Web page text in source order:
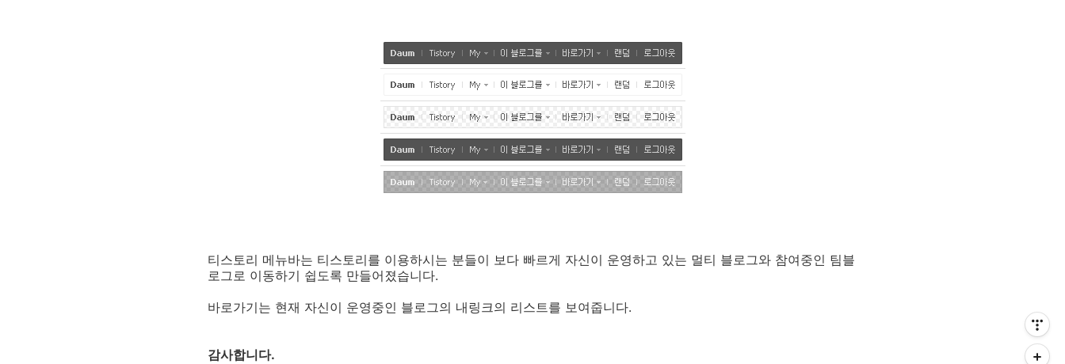
티스토리 메뉴바는 티스토리를 이용하시는 분들이 보다 빠르게 자신이 운영하고 있는 멀티 블로그와 참여중인 팀블
로그로 이동하기 쉽도록 만들어졌습니다.
바로가기는 현재 자신이 운영중인 블로그의 내링크의 리스트를 보여줍니다.
감사합니다.